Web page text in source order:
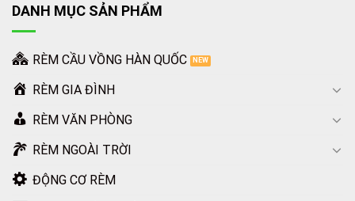
Là ở nhiệt độ trung bình
Không vắt khô bằng máy
CAM KẾT CỦA CHÚNG TÔI
DANH MỤC SẢN PHẨM
RÈM CẦU VỒNG HÀN QUỐC
RÈM GIA ĐÌNH
RÈM VĂN PHÒNG
RÈM NGOÀI TRỜI
ĐỘNG CƠ RÈM